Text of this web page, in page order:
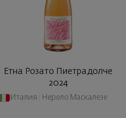
Етна Розато Пиетрадолче
2024
Италия Нерело Маскалезе